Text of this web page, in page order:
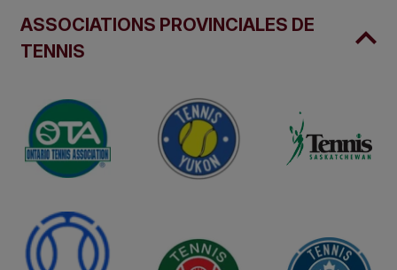
ASSOCIATIONS PROVINCIALES DE
TENNIS